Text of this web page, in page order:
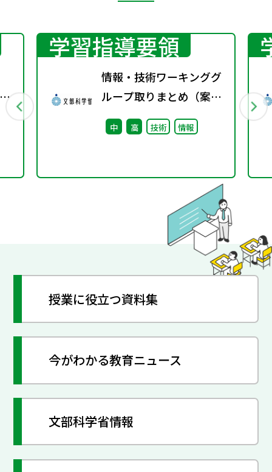
学習指導要領
情報・技術ワーキンググ
ループ取りまとめ（案）
※会議後修正
中 高 技術 情報
授業に役立つ資料集
今がわかる教育ニュース
文部科学省情報